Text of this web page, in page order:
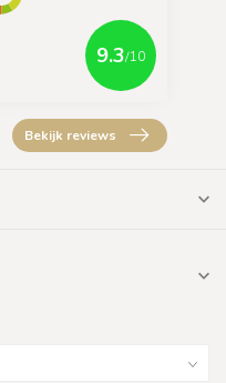
9.3/10
Bekijk reviews